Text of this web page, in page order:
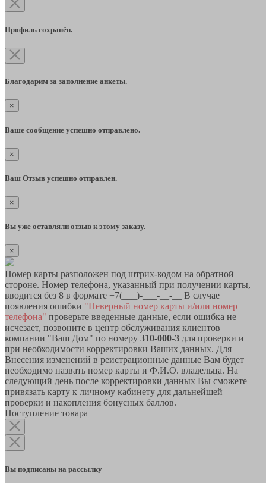
Профиль сохранён.
Благодарим за заполнение анкеты.
×
Ваше сообщение успешно отправлено.
×
Ваш Отзыв успешно отправлен.
×
Вы уже оставляли отзыв к этому заказу.
×
Номер карты разположен под штрих-кодом на обратной
стороне. Номер телефона, указанный при получении карты,
вводится без 8 в формате +7(___)-___-__-__ В случае
появления ошибки "Неверный номер карты и/или номер
телефона" проверьте введенные данные, если ошибка не
исчезает, позвоните в центр обслуживания клиентов
компании "Ваш Дом" по номеру 310-000-3 для проверки и
при необходимости корректировки Ваших данных. Для
Внесения изменений в реистрационные данные Вам будет
необходимо назвать номер карты и Ф.И.О. владельца. На
следующий день после корректировки данных Вы сможете
привязать карту к личному кабинету для дальнейшей
проверки и накопления бонусных баллов.
Поступление товара
Вы подписаны на рассылку